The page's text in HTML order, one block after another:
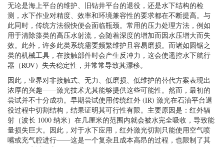
无论是海上平台的维护、旧钻井平台的退役，还是水下结构的检
测，水下作业对精度、效率和环境兼容性的要求都在不断提高。与
此同时，传统方法很快便会面临瓶颈。常用的压力处理方法，例如
用于清除藻类的高压水射流，会随着深度的增加而因水压增大而失
效。此外，许多此类系统需要频繁维护且容易磨损。而诸如圆锯之
类的机械工具，在接触部件时会产生反冲力，这会使遥控水下航行
器（ROV）失去稳定性，并常常导致其漂移。
因此，业界对非接触式、无力、低磨损、低维护的替代方案表现出
浓厚的兴趣——激光技术尤其能够提供这些可能性。然而，最初的
尝试并不十分成功。早期尝试使用传统红外 (IR) 激光在石油平台退
役过程中切割结构，结果证明其可行性有限。主要原因是：红外辐
射（波长 1000 纳米）在几厘米的范围内就会被水完全吸收，导致能
量损失巨大。因此，对于水下应用，红外激光切割只能使用空气喷
嘴或充气腔进行——这是一个复杂且成本高昂的过程，也限制了其